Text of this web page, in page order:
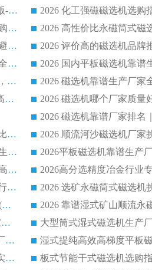
2026 铁矿磁选机靠谱厂家选购指南，领域强者华体会手机网页版-华体会(中国) 铁矿磁选机性价比高
2026 化工强磁磁选机选购
2026 选矿老板必看永磁筒磁选机推荐 行业头部品牌口碑设备选购全攻略
2026 高分永磁筒式磁选机品牌推荐 选矿设备强者对比测评采购避坑全攻略
2026 国内平板磁选机靠谱厂家排名 行业实测口碑设备按需选购全指南
2026 滚筒式除铁永磁滚筒生产厂家推荐排名|行业口碑选购指南，领域强者源头厂商精选
2026磁选机公司排行榜选购指南|正规源头厂家推荐，领域强者高性价比靠谱信赖品牌
2026 磁选机哪个厂家质量
2026 磁选机正规厂家排名选购指南|行业口碑信赖品牌推荐性价比高靠谱磁电企业
2026 矿山干式立式磁选机选型攻略 梳理深耕磁电装备多年靠谱生产厂商
2026干湿永磁矿山磁选机选型攻略 优质生产厂家排名 选矿领域高口碑品牌推荐指南
2026低耗湿式精​选磁选机厂家怎么选?湿式精选磁选机供应商，行业认可度较高生产厂家华体会手机网页版-华体会(中国) 全面解析
2026 选矿永磁筒式磁选机挑选干货：华体会手机网页版-华体会(中国) 源头厂，绿色高效实力出众
2026 高分选塑料 CTN 湿式顺流磁选机选购指南，靠谱源头厂家华体会手机网页版-华体会(中国) 详解
全磁高吸附深度永磁滚筒选购指南 业内口碑稳定磁电设备生产厂家详细推荐
高回收率湿式选矿磁选机选购指南 业内口碑磁电设备生产厂家实力解析